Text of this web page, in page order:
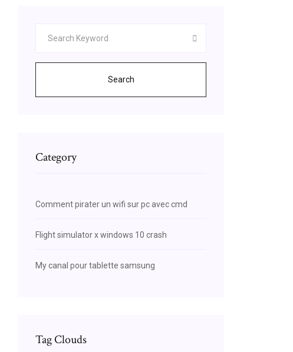
Search
Category
Comment pirater un wifi sur pc avec cmd
Flight simulator x windows 10 crash
My canal pour tablette samsung
Tag Clouds